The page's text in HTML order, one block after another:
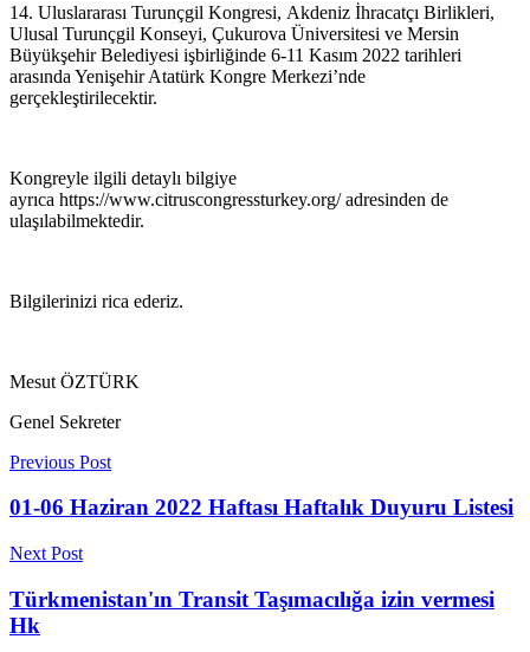
14. Uluslararası Turunçgil Kongresi, Akdeniz İhracatçı Birlikleri,
Ulusal Turunçgil Konseyi, Çukurova Üniversitesi ve Mersin
Büyükşehir Belediyesi işbirliğinde 6-11 Kasım 2022 tarihleri
arasında Yenişehir Atatürk Kongre Merkezi’nde
gerçekleştirilecektir.
Kongreyle ilgili detaylı bilgiye
ayrıca https://www.citruscongressturkey.org/ adresinden de
ulaşılabilmektedir.
Bilgilerinizi rica ederiz.
Mesut ÖZTÜRK
Genel Sekreter
Previous Post
01-06 Haziran 2022 Haftası Haftalık Duyuru Listesi
Next Post
Türkmenistan'ın Transit Taşımacılığa izin vermesi
Hk